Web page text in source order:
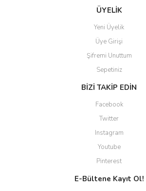
ÜYELİK
Yeni Üyelik
Üye Girişi
Şifremi Unuttum
Sepetiniz
BİZİ TAKİP EDİN
Facebook
Twitter
Instagram
Youtube
Pinterest
E-Bültene Kayıt Ol!